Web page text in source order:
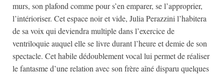
murs, son plafond comme pour s’en emparer, se l’approprier,
l’intérioriser. Cet espace noir et vide, Julia Perazzini l’habitera
de sa voix qui deviendra multiple dans l’exercice de
ventriloquie auquel elle se livre durant l’heure et demie de son
spectacle. Cet habile dédoublement vocal lui permet de réaliser
le fantasme d’une relation avec son frère aîné disparu quelques